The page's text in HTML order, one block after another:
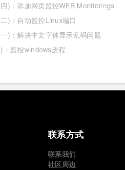
)：添加网页监控WEB Monitorings
)：自动监控Linux端口
)：解决中文字体显示乱码问题
监控windows进程
联系方式
联系我们
社区周边